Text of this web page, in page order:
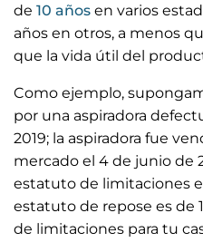
de 10 años en varios
años en otros, a menos
que la vida útil del
Como ejemplo,
por una aspiradora
2019; la aspiradora fue
mercado el 4 de junio de
estatuto de limitaciones
estatuto de repose es de
de limitaciones para tu